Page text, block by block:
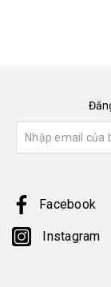
Facebook
Instagram